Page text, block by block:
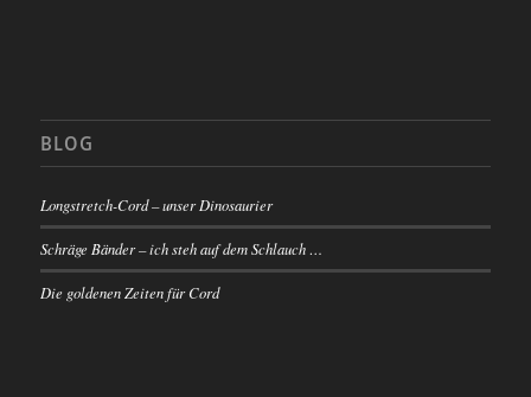
BLOG
Longstretch-Cord – unser Dinosaurier
Schräge Bänder – ich steh auf dem Schlauch …
Die goldenen Zeiten für Cord